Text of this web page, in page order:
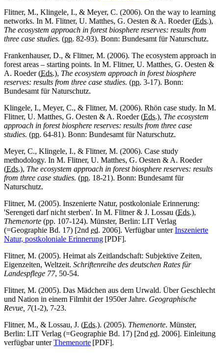
Flitner, M., Klingele, I., & Meyer, C. (2006). On the way to learning
networks. In M. Flitner, U. Matthes, G. Oesten & A. Roeder (Eds.),
The ecosystem approach in forest biosphere reserves: results from
three case studies. (pp. 82-93). Bonn: Bundesamt für Naturschutz.
Frankenhauser, D., & Flitner, M. (2006). The ecosystem approach in
forest areas – starting points. In M. Flitner, U. Matthes, G. Oesten &
A. Roeder (Eds.), The ecosystem approach in forest biosphere
reserves: results from three case studies. (pp. 3-17). Bonn:
Bundesamt für Naturschutz.
Klingele, I., Meyer, C., & Flitner, M. (2006). Rhön case study. In M.
Flitner, U. Matthes, G. Oesten & A. Roeder (Eds.), The ecosystem
approach in forest biosphere reserves: results from three case
studies. (pp. 64-81). Bonn: Bundesamt für Naturschutz.
Meyer, C., Klingele, I., & Flitner, M. (2006). Case study
methodology. In M. Flitner, U. Matthes, G. Oesten & A. Roeder
(Eds.), The ecosystem approach in forest biosphere reserves: results
from three case studies. (pp. 18-21). Bonn: Bundesamt für
Naturschutz.
Flitner, M. (2005). Inszenierte Natur, postkoloniale Erinnerung:
'Serengeti darf nicht sterben'. In M. Flitner & J. Lossau (Eds.),
Themenorte (pp. 107-124). Münster, Berlin: LIT Verlag
(=Geographie Bd. 17) [2nd ed. 2006]. Verfügbar unterInszenierte
Natur, postkoloniale Erinnerung [PDF].
Flitner, M. (2005). Heimat als Zeitlandschaft: Subjektive Zeiten,
Eigenzeiten, Weltzeit. Schriftenreihe des deutschen Rates für
Landespflege 77, 50-54.
Flitner, M. (2005). Das Mädchen aus dem Urwald. Über Geschlecht
und Nation in einem Filmhit der 1950er Jahre. Geographische
Revue, 7(1-2), 7-23.
Flitner, M., & Lossau, J. (Eds.). (2005). Themenorte. Münster,
Berlin: LIT Verlag (=Geographie Bd. 17) [2nd ed. 2006]. Einleitung
verfügbar unterThemenorte [PDF].